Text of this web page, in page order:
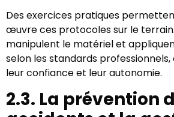
Des exercices pratiques
œuvre ces protocoles sur le
manipulent le matériel et
selon les standards
leur confiance et leur autonomie.
2.3. La prévention